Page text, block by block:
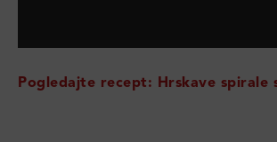
Pogledajte recept: Hrskave spirale